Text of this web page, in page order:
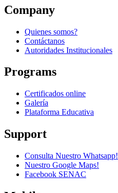
Company
Quienes somos?
Contáctanos
Autoridades Institucionales
Programs
Certificados online
Galería
Plataforma Educativa
Support
Consulta Nuestro Whatsapp!
Nuestro Google Maps!
Facebook SENAC